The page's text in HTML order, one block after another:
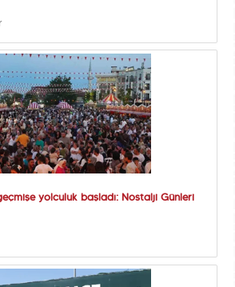
yolculuk başladı: Nostalji Günleri